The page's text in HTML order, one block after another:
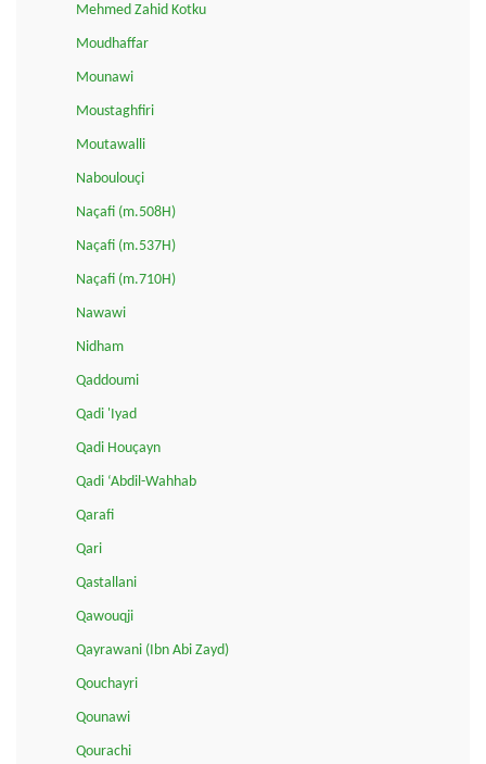
Mehmed Zahid Kotku
Moudhaffar
Mounawi
Moustaghfiri
Moutawalli
Naboulouçi
Naçafi (m.508H)
Naçafi (m.537H)
Naçafi (m.710H)
Nawawi
Nidham
Qaddoumi
Qadi 'Iyad
Qadi Houçayn
Qadi ‘Abdil-Wahhab
Qarafi
Qari
Qastallani
Qawouqji
Qayrawani (Ibn Abi Zayd)
Qouchayri
Qounawi
Qourachi